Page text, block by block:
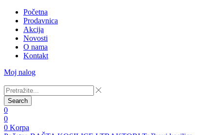
Početna
Prodavnica
Akcija
Novosti
O nama
Kontakt
Moj nalog
Search
0
0
0 Korpa